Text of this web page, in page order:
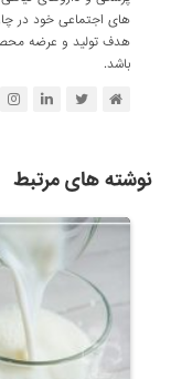
های اجتماعی خود در
هدف تولید و عرضه
باشد.
نوشته های مرتبط